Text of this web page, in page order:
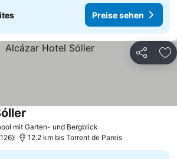
Preise sehen
Teilen
mit Garten- und Bergblick
12.2 km bis Torrent de Pareis